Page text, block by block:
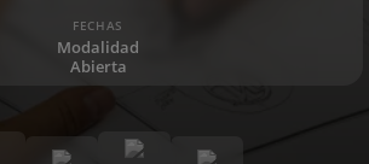
FECHAS
Modalidad
Abierta